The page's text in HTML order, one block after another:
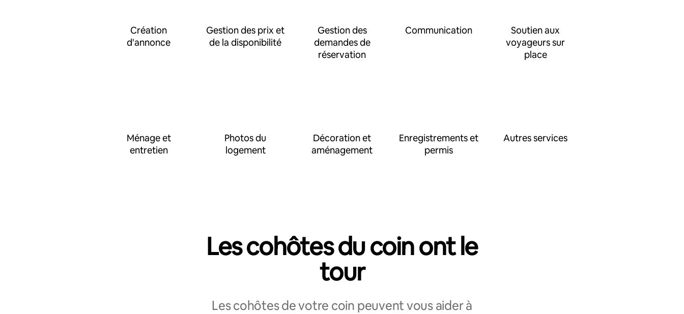
Création
d'annonce
Gestion des prix et
de la disponibilité
Gestion des
demandes de
réservation
Communication
Soutien aux
voyageurs sur
place
Ménage et
entretien
Photos du
logement
Décoration et
aménagement
Enregistrements et
permis
Autres services
Les cohôtes du coin ont le
tour
Les cohôtes de votre coin peuvent vous aider à